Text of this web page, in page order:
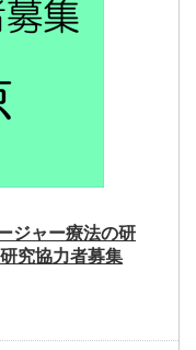
ジャー療法の研
究協力者募集